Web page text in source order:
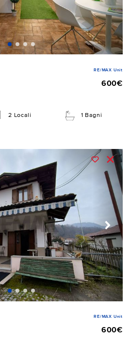
RE/MAX Unit
600€
2 Locali 1 Bagni
RE/MAX Unit
600€